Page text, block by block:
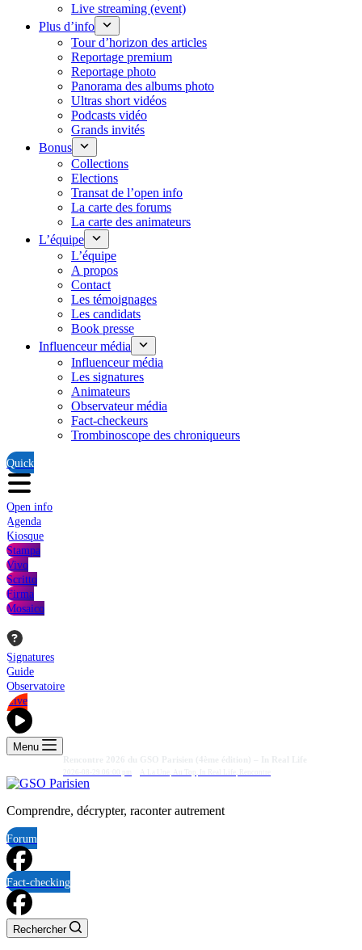
Live streaming (event)
Plus d’info
Tour d’horizon des articles
Reportage premium
Reportage photo
Panorama des albums photo
Ultras short vidéos
Podcasts vidéo
Grands invités
Bonus
Collections
Elections
Transat de l’open info
La carte des forums
La carte des animateurs
L’équipe
L’équipe
A propos
Contact
Les témoignages
Les candidats
Book presse
Influenceur média
Influenceur média
Les signatures
Animateurs
Observateur média
Fact-checkeurs
Trombinoscope des chroniqueurs
Quick
Open info
Agenda
Kiosque
Stampa
Vivo
Scritto
Firma
Mosaico
Signatures
Guide
Observatoire
Live
Menu
Comprendre, décrypter, raconter autrement
Forum
Fact-checking
Rechercher